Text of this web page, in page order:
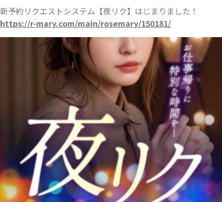
新予約リクエストシステム【夜リク】はじまりました！
https://r-mary.com/main/rosemary/150181/